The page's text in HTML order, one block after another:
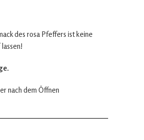
des rosa Pfeffers ist keine
.
nach dem Öffnen